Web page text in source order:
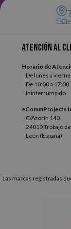
Atención al
Horario de
De lunes a
De 10:00 a 17:00
Ininterrumpido
eCommProjects
C/Azorín 140
24010 Trobajo
León (España)
Las marcas registradas